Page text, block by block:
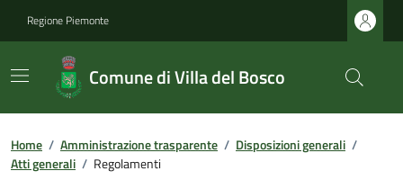
Regione Piemonte
Comune di Villa del Bosco
Home / Amministrazione trasparente / Disposizioni generali /
Atti generali / Regolamenti